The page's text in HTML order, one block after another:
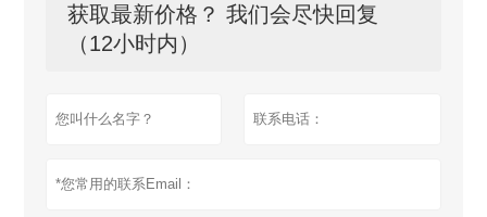
获取最新价格？ 我们会尽快回复
（12小时内）